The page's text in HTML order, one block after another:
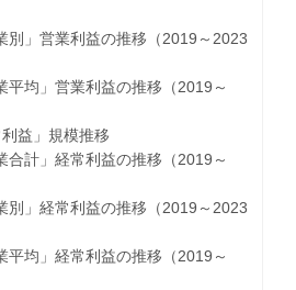
」営業利益の推移（2019～2023
均」営業利益の推移（2019～
益」規模推移
計」経常利益の推移（2019～
」経常利益の推移（2019～2023
均」経常利益の推移（2019～